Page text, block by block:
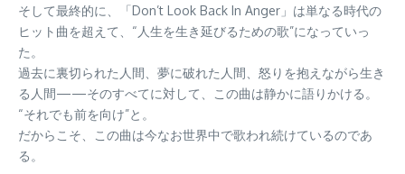
そして最終的に、「Don’t Look Back In Anger」は単なる時代の
ヒット曲を超えて、“人生を生き延びるための歌”になっていっ
た。
過去に裏切られた人間、夢に破れた人間、怒りを抱えながら生き
る人間——そのすべてに対して、この曲は静かに語りかける。
“それでも前を向け”と。
だからこそ、この曲は今なお世界中で歌われ続けているのであ
る。